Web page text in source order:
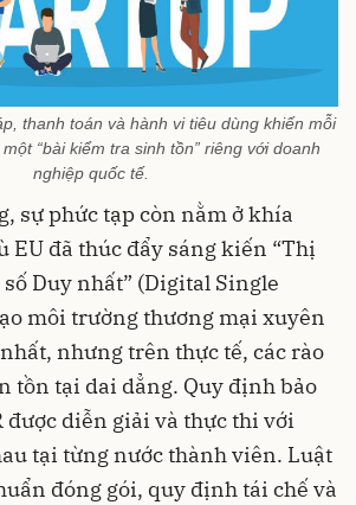
thanh toán và hành vi tiêu dùng khiến mỗi
“bài kiểm tra sinh tồn” riêng với doanh
nghiệp quốc tế.
sự phức tạp còn nằm ở khía
EU đã thúc đẩy sáng kiến “Thị
Duy nhất” (Digital Single
môi trường thương mại xuyên
nhưng trên thực tế, các rào
tồn tại dai dẳng. Quy định bảo
được diễn giải và thực thi với
tại từng nước thành viên. Luật
đóng gói, quy định tái chế và